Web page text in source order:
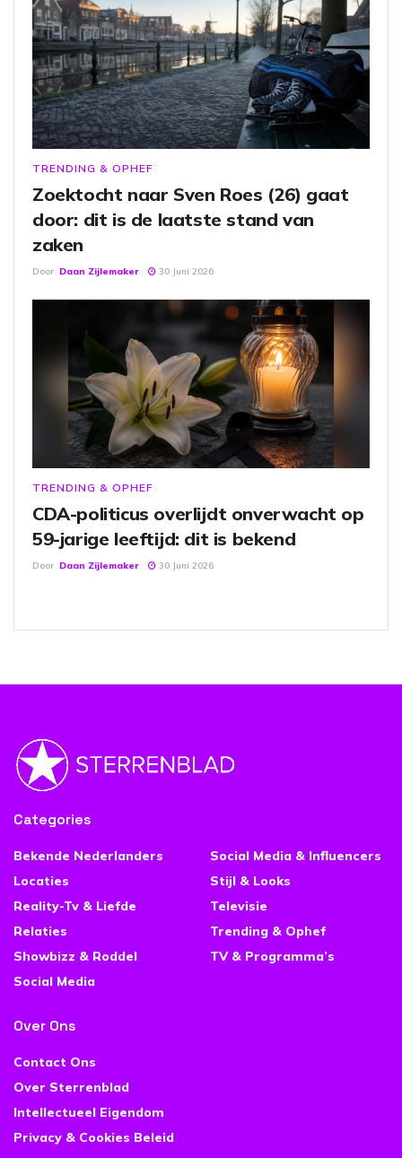
TRENDING & OPHEF
Zoektocht naar Sven Roes (26) gaat
door: dit is de laatste stand van
zaken
Door Daan Zijlemaker 30 Juni 2026
TRENDING & OPHEF
CDA-politicus overlijdt onverwacht op
59-jarige leeftijd: dit is bekend
Door Daan Zijlemaker 30 Juni 2026
Categories
Bekende Nederlanders
Locaties
Reality-Tv & Liefde
Relaties
Showbizz & Roddel
Social Media
Social Media & Influencers
Stijl & Looks
Televisie
Trending & Ophef
TV & Programma’s
Over Ons
Contact Ons
Over Sterrenblad
Intellectueel Eigendom
Privacy & Cookies Beleid